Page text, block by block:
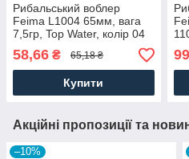
Рибальський воблер
Feima L1004 65мм, вага
7,5гр, Top Water, колір 04
58,66 ₴ 65,18 ₴
Купити
Акційні пропозиції та
–10%